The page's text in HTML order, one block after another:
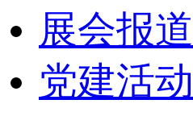
展会报道
党建活动